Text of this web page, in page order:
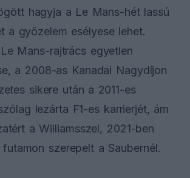
hagyja a Le Mans-hét lassú
a győzelem esélyese lehet.
Mans-rajtrács egyetlen
a 2008-as Kanadai Nagydíjon
sikere után a 2011-es
lezárta F1-es karrierjét, ám
a Williamsszel, 2021-ben
szerepelt a Saubernél.